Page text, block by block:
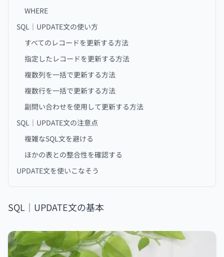
WHERE
SQL｜UPDATE文の使い方
すべてのレコードを更新する方法
指定したレコードを更新する方法
複数列を一括で更新する方法
複数行を一括で更新する方法
副問い合わせを使用して更新する方法
SQL｜UPDATE文の注意点
複雑なSQL文を避ける
ほかの表との整合性を確認する
UPDATE文を使いこなそう
SQL｜UPDATE文の基本